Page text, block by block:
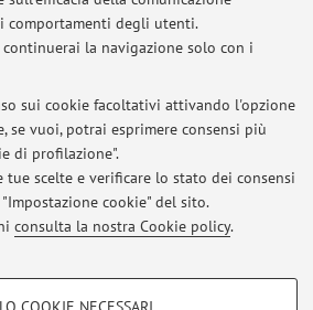
comportamenti degli utenti.
la navigazione solo con i
sui cookie facoltativi attivando l'opzione
se vuoi, potrai esprimere consensi più
di profilazione".
tue scelte e verificare lo stato dei consensi
cookie" del sito.
consulta la nostra Cookie policy.
- FACOLTATIVI
Ultimi avvisi
non sono presenti avvisi.